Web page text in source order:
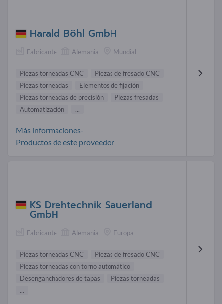
Harald Böhl GmbH
Fabricante Alemania Mundial
Piezas torneadas CNC
Piezas de fresado CNC
Piezas torneadas
Elementos de fijación
Piezas torneadas de precisión
Piezas fresadas
Automatización
...
Más informaciones-
Productos de este proveedor
KS Drehtechnik Sauerland
GmbH
Fabricante Alemania Europa
Piezas torneadas CNC
Piezas de fresado CNC
Piezas torneadas con torno automático
Desenganchadores de tapas
Piezas torneadas
...